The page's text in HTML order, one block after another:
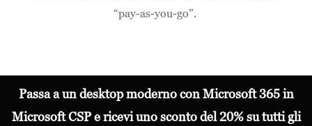
“pay-as-you-go”.
Passa a un desktop moderno con Microsoft 365 in
Microsoft CSP e ricevi uno sconto del 20% su tutti gli